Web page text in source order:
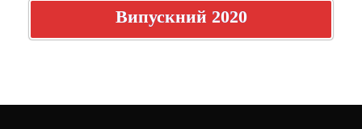
Випускний 2020